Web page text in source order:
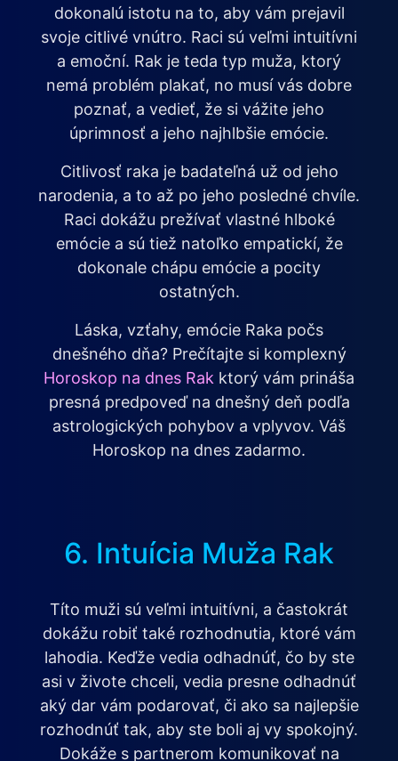
dokonalú istotu na to, aby vám prejavil
svoje citlivé vnútro. Raci sú veľmi intuitívni
a emoční. Rak je teda typ muža, ktorý
nemá problém plakať, no musí vás dobre
poznať, a vedieť, že si vážite jeho
úprimnosť a jeho najhlbšie emócie.
Citlivosť raka je badateľná už od jeho
narodenia, a to až po jeho posledné chvíle.
Raci dokážu prežívať vlastné hlboké
emócie a sú tiež natoľko empatickí, že
dokonale chápu emócie a pocity
ostatných.
Láska, vzťahy, emócie Raka počs
dnešného dňa? Prečítajte si komplexný
Horoskop na dnes Rak ktorý vám prináša
presná predpoveď na dnešný deň podľa
astrologických pohybov a vplyvov. Váš
Horoskop na dnes zadarmo.
6. Intuícia Muža Rak
Títo muži sú veľmi intuitívni, a častokrát
dokážu robiť také rozhodnutia, ktoré vám
lahodia. Keďže vedia odhadnúť, čo by ste
asi v živote chceli, vedia presne odhadnúť
aký dar vám podarovať, či ako sa najlepšie
rozhodnúť tak, aby ste boli aj vy spokojný.
Dokáže s partnerom komunikovať na